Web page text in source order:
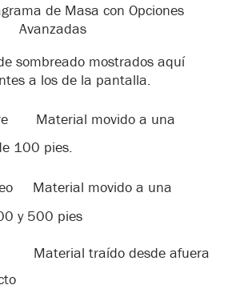
de Masa con Opciones
Avanzadas
sombreado mostrados aquí
a los de la pantalla.
Material movido a una
100 pies.
Material movido a una
y 500 pies
traído desde afuera